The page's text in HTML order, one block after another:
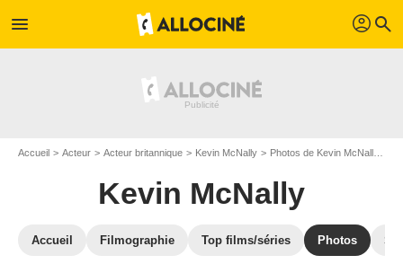
menu profil search
Accueil Acteur Acteur britannique Kevin McNally Photos de Kevin McNally
Kevin McNally
Accueil Filmographie Top films/séries Photos